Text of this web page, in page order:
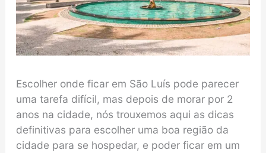
Escolher onde ficar em São Luís pode parecer
uma tarefa difícil, mas depois de morar por 2
anos na cidade, nós trouxemos aqui as dicas
definitivas para escolher uma boa região da
cidade para se hospedar, e poder ficar em um